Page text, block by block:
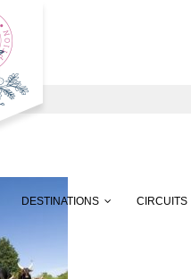
DESTINATIONS CIRCUITS